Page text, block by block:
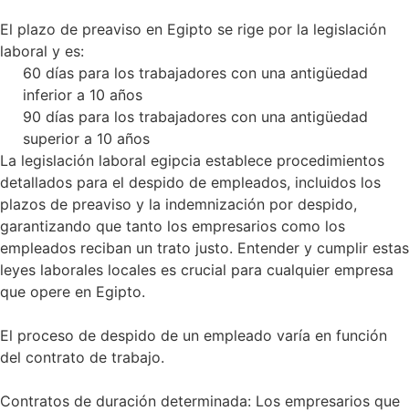
El plazo de preaviso en Egipto se rige por la legislación
laboral y es:
60 días para los trabajadores con una antigüedad
inferior a 10 años
90 días para los trabajadores con una antigüedad
superior a 10 años
La legislación laboral egipcia establece procedimientos
detallados para el despido de empleados, incluidos los
plazos de preaviso y la indemnización por despido,
garantizando que tanto los empresarios como los
empleados reciban un trato justo. Entender y cumplir estas
leyes laborales locales es crucial para cualquier empresa
que opere en Egipto.
El proceso de despido de un empleado varía en función
del contrato de trabajo.
Contratos de duración determinada: Los empresarios que